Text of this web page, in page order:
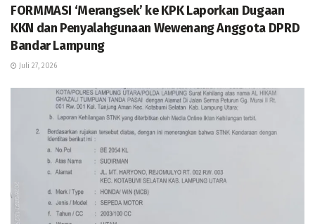
FORMMASI ‘Merangsek’ ke KPK Laporkan Dugaan
KKN dan Penyalahgunaan Wewenang Anggota DPRD
Bandar Lampung
Juli 27, 2026